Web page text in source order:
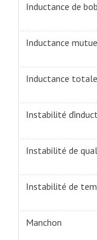
Inductance de
Inductance
Inductance
Instabilité
Instabilité de
Instabilité de
Manchon